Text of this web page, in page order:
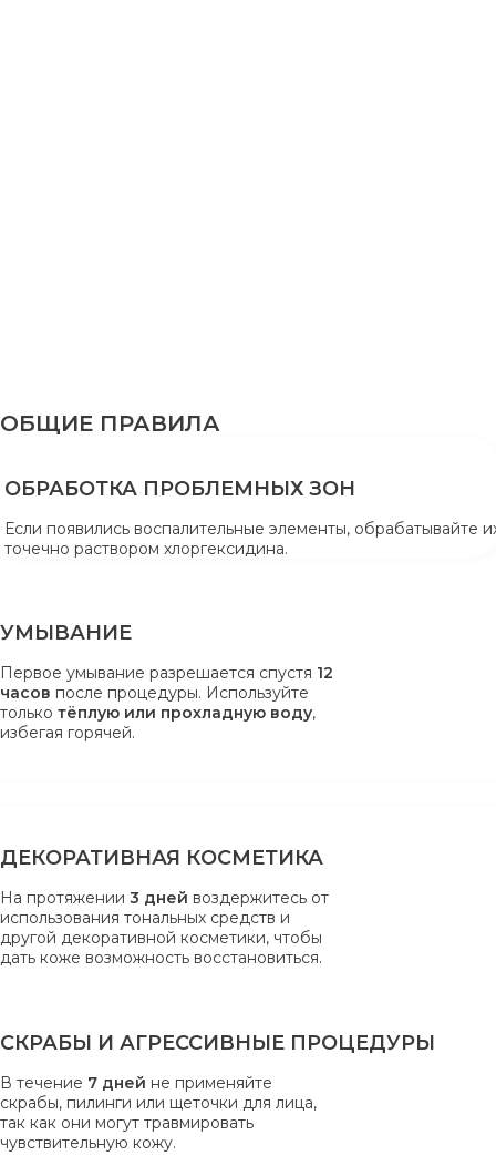
ОБЩИЕ ПРАВИЛА
ОБРАБОТКА ПРОБЛЕМНЫХ ЗОН
Если появились воспалительные элементы, обрабатывайте
точечно раствором хлоргексидина.
УМЫВАНИЕ
Первое умывание разрешается спустя 12
часов после процедуры. Используйте
только тёплую или прохладную воду,
избегая горячей.
ДЕКОРАТИВНАЯ КОСМЕТИКА
На протяжении 3 дней воздержитесь от
использования тональных средств и
другой декоративной косметики, чтобы
дать коже возможность восстановиться.
СКРАБЫ И АГРЕССИВНЫЕ ПРОЦЕДУРЫ
В течение 7 дней не применяйте
скрабы, пилинги или щеточки для лица,
так как они могут травмировать
чувствительную кожу.